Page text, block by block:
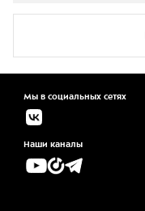
Мы в социальных сетях
Наши каналы